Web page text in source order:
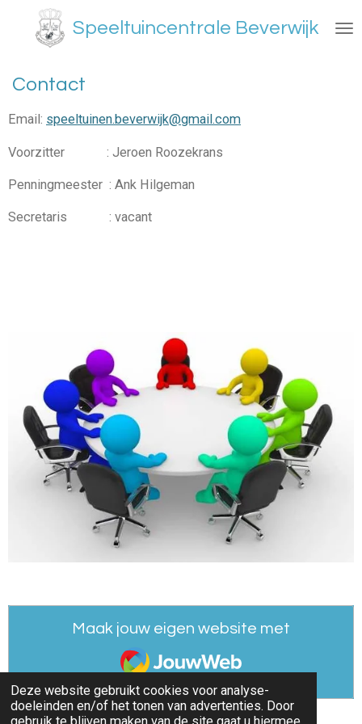
Deze website gebruikt cookies voor analyse-
doeleinden en/of het tonen van advertenties. Door
gebruik te blijven maken van de site gaat u hiermee
direct
de
hoofdinhoud
Speeltuincentrale Beverwijk
Contact
Email: speeltuinen.beverwijk@gmail.com
Voorzitter : Jeroen Roozekrans
Penningmeester : Ank Hilgeman
Secretaris : vacant
Maak jouw eigen website met
JouwWeb